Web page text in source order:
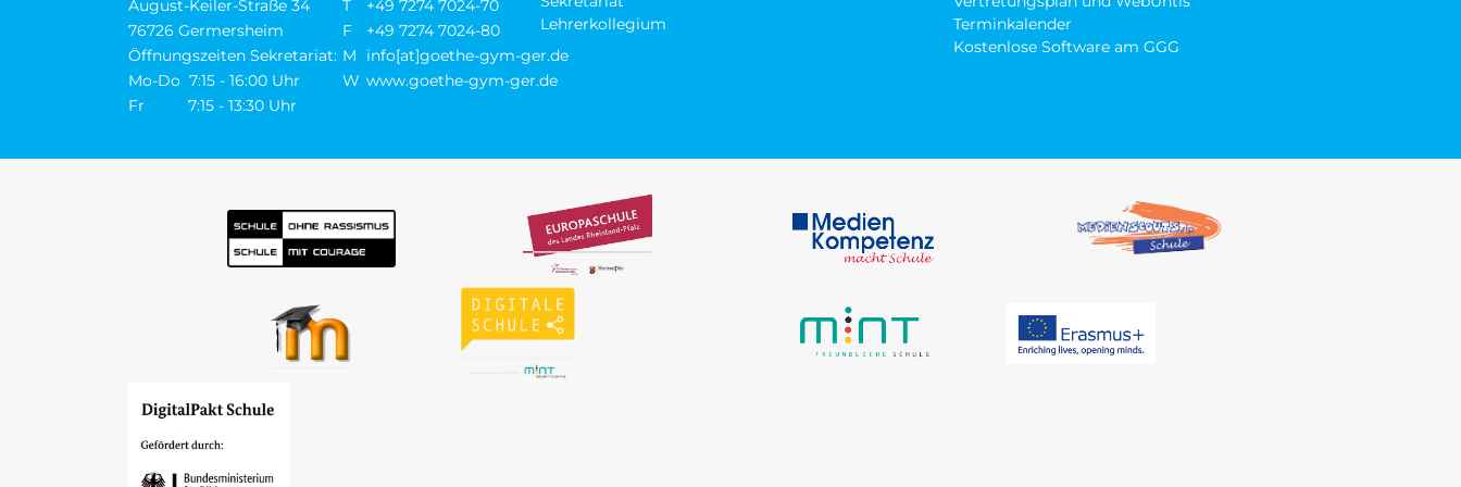
August-Keiler-Straße 34 T
+49 7274 7024-70
76726 Germersheim
F
+49 7274 7024-80
Öffnungszeiten Sekretariat: M
info[at]goethe-gym-ger.de
Mo-Do 7:15 - 16:00 Uhr
W www.goethe-gym-ger.de
Fr 7:15 - 13:30 Uhr
Lehrerkollegium
Terminkalender
Kostenlose Software am GGG